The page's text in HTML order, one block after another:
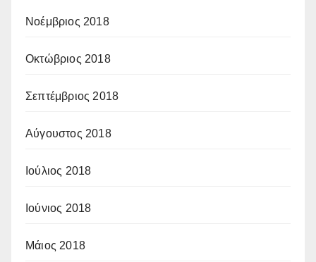
Νοέμβριος 2018
Οκτώβριος 2018
Σεπτέμβριος 2018
Αύγουστος 2018
Ιούλιος 2018
Ιούνιος 2018
Μάιος 2018